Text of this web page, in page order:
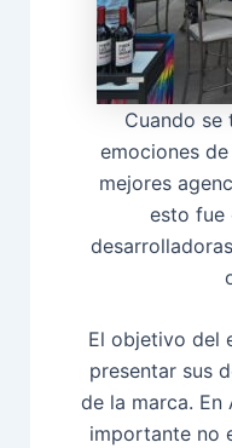
Cuando se
emociones
mejores
esto fue
El objetivo del
presentar sus
de la marca. En
importante no